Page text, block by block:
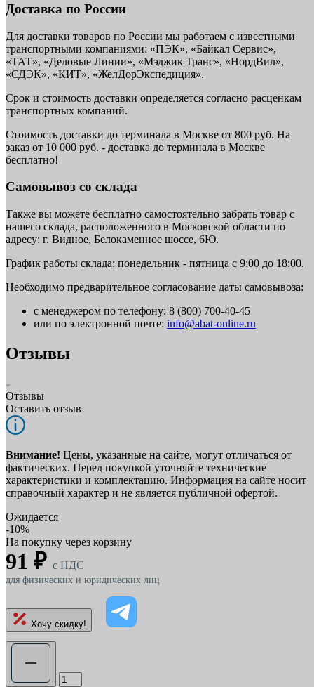
Доставка по России
Для доставки товаров по России мы работаем с известными
транспортными компаниями: «ПЭК», «Байкал Сервис»,
«ТАТ», «Деловые Линии», «Мэджик Транс», «НордВил»,
«СДЭК», «КИТ», «ЖелДорЭкспедиция».
Срок и стоимость доставки определяется согласно расценкам
транспортных компаний.
Стоимость доставки до терминала в Москве от 800 руб. На
заказ от 10 000 руб. - доставка до терминала в Москве
бесплатно!
Самовывоз со склада
Также вы можете бесплатно самостоятельно забрать товар с
нашего склада, расположенного в Московской области по
адресу: г. Видное, Белокаменное шоссе, 6Ю.
График работы склада: понедельник - пятница с 9:00 до 18:00.
Необходимо предварительное согласование даты самовывоза:
с менеджером по телефону: 8 (800) 700-40-45
или по электронной почте: info@abat-online.ru
Отзывы
Отзывы
Оставить отзыв
Внимание! Цены, указанные на сайте, могут отличаться от
фактических. Перед покупкой уточняйте технические
характеристики и комплектацию. Информация на сайте носит
справочный характер и не является публичной офертой.
Ожидается
-10%
На покупку через корзину
91 ₽ c НДС
для физических и юридических лиц
Хочу скидку!